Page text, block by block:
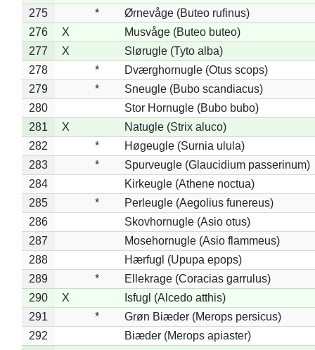
275
*
Ørnevåge (Buteo rufinus)
276
X
Musvåge (Buteo buteo)
277
X
Slørugle (Tyto alba)
278
*
Dværghornugle (Otus scops)
279
*
Sneugle (Bubo scandiacus)
280
Stor Hornugle (Bubo bubo)
281
X
Natugle (Strix aluco)
282
*
Høgeugle (Surnia ulula)
283
*
Spurveugle (Glaucidium passerinum)
284
Kirkeugle (Athene noctua)
285
*
Perleugle (Aegolius funereus)
286
Skovhornugle (Asio otus)
287
Mosehornugle (Asio flammeus)
288
Hærfugl (Upupa epops)
289
*
Ellekrage (Coracias garrulus)
290
X
Isfugl (Alcedo atthis)
291
*
Grøn Biæder (Merops persicus)
292
Biæder (Merops apiaster)